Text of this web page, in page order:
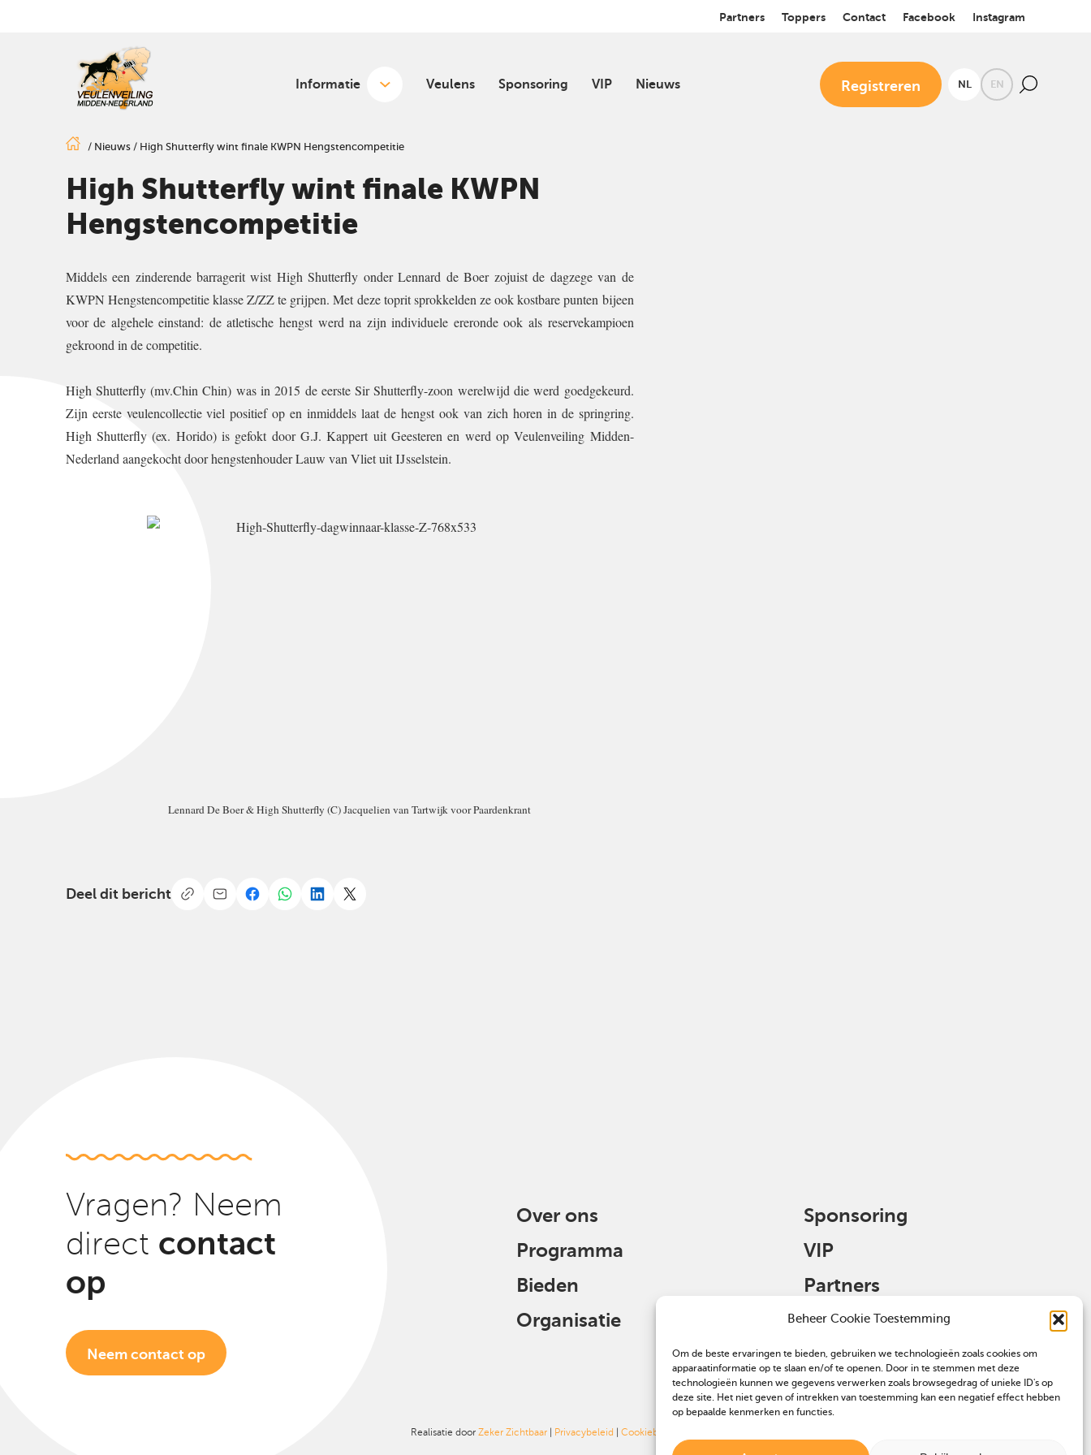
Beheer Cookie Toestemming
Om de beste ervaringen te bieden, gebruiken we technologieën zoals cookies om
apparaatinformatie op te slaan en/of te openen. Door in te stemmen met deze
technologieën kunnen we gegevens verwerken zoals browsegedrag of unieke ID's op
deze site. Het niet geven of intrekken van toestemming kan een negatief effect hebben
op bepaalde kenmerken en functies.
Partners Toppers Contact Facebook Instagram
Informatie Veulens Sponsoring VIP Nieuws Registreren NL EN
/ Nieuws/ High Shutterfly wint finale KWPN Hengstencompetitie
High Shutterfly wint finale KWPN
Hengstencompetitie
Middels een zinderende barragerit wist High Shutterfly onder Lennard de Boer zojuist de dagzege van de
KWPN Hengstencompetitie klasse Z/ZZ te grijpen. Met deze toprit sprokkelden ze ook kostbare punten bijeen
voor de algehele einstand: de atletische hengst werd na zijn individuele ereronde ook als reservekampioen
gekroond in de competitie.
High Shutterfly (mv.Chin Chin) was in 2015 de eerste Sir Shutterfly-zoon werelwijd die werd goedgekeurd.
Zijn eerste veulencollectie viel positief op en inmiddels laat de hengst ook van zich horen in de springring.
High Shutterfly (ex. Horido) is gefokt door G.J. Kappert uit Geesteren en werd op Veulenveiling Midden-
Nederland aangekocht door hengstenhouder Lauw van Vliet uit IJsselstein.
Lennard De Boer & High Shutterfly (C) Jacquelien van Tartwijk voor Paardenkrant
Deel dit bericht
Vragen? Neem
direct contact
op
Neem contact op
Over ons
Programma
Bieden
Organisatie
Sponsoring
VIP
Partners
Veulen aanmelden
Realisatie door Zeker Zichtbaar | Privacybeleid | Cookiebeleid